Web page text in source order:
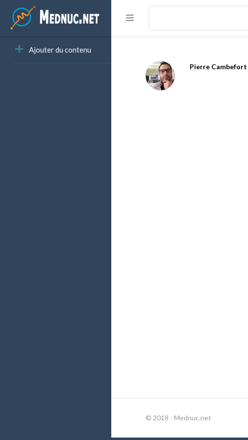
Ajouter du contenu
Pierre Cambefort
© 2018 - Mednuc.net